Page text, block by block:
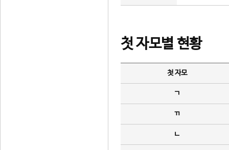
첫 자모별 현황
첫 자모
ㄱ
ㄲ
ㄴ